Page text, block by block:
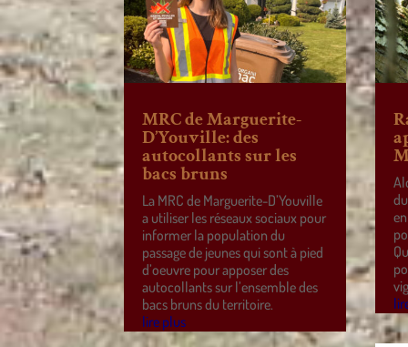
MRC de Marguerite-
D’Youville: des
autocollants sur les
bacs bruns
La MRC de Marguerite-D’Youville
a utiliser les réseaux sociaux pour
informer la population du
passage de jeunes qui sont à pied
d’oeuvre pour apposer des
autocollants sur l’ensemble des
bacs bruns du territoire.
lire plus